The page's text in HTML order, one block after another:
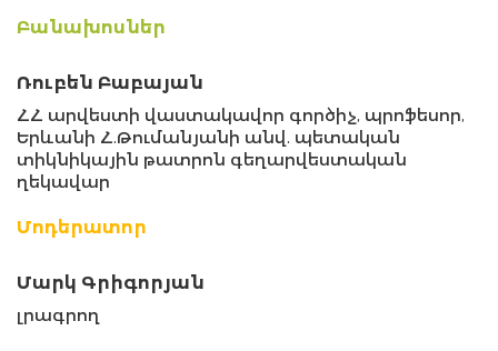
Բանախոսներ
Ռուբեն Բաբայան
ՀՀ արվեստի վաստակավոր գործիչ, պրոֆեսոր,
Երևանի Հ.Թումանյանի անվ. պետական
տիկնիկային թատրոն գեղարվեստական
ղեկավար
Մոդերատոր
Մարկ Գրիգորյան
լրագրող